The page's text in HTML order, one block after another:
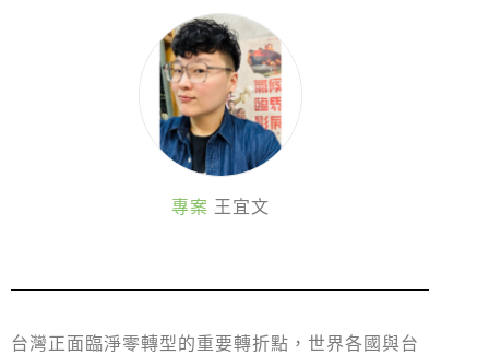
專案 王宜文
台灣正面臨淨零轉型的重要轉折點，世界各國與台